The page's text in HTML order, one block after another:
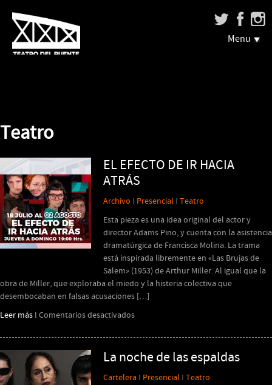
Menu
Teatro
EL EFECTO DE IR HACIA
ATRÁS
Archivo I Presencial I Teatro
Esta pieza es una idea original del actor y
director Adams Pino, y cuenta con la asistencia
dramatúrgica de Francisca Molina. La trama
está inspirada libremente en «Las Brujas de
Salem» (1953) de Arthur Miller. Al igual que la
obra de Miller, que exploraba el miedo y la histeria colectiva que
desembocaban en falsas acusaciones […]
Leer más I Comentarios desactivadosen
EFECTO
DE
HACIA
La noche de las espaldas
Cartelera I Presencial I Teatro